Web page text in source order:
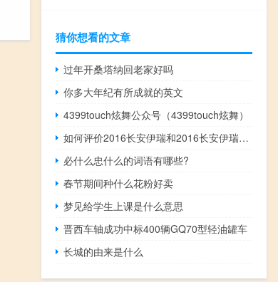
猜你想看的文章
过年开桑塔纳回老家好吗
你多大年纪有所成就的英文
4399touch炫舞公众号（4399touch炫舞）
如何评价2016长安伊瑞和2016长安伊瑞的配置？
必什么忠什么的词语有哪些?
春节期间种什么花粉好卖
梦见给学生上课是什么意思
晋西车轴成功中标400辆GQ70型轻油罐车
长城的由来是什么